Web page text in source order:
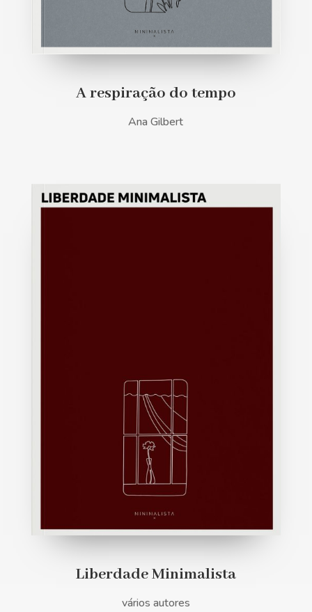
A respiração do tempo
Ana Gilbert
Liberdade Minimalista
vários autores